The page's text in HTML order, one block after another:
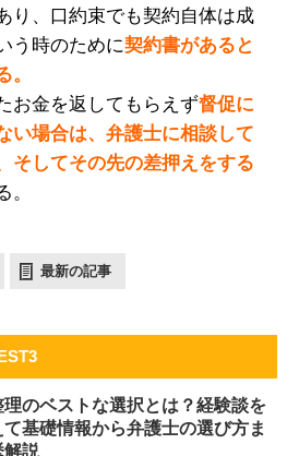
り、口約束でも契約自体は成
う時のために契約書があると
。
お金を返してもらえず督促に
い場合は、弁護士に相談して
そしてその先の差押えをする
。
最新の記事
理のベストな選択とは？経験談を
て基礎情報から弁護士の選び方ま
解説